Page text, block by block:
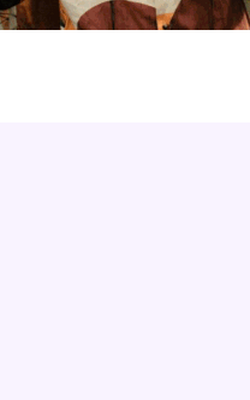
IBIYEWA sort son